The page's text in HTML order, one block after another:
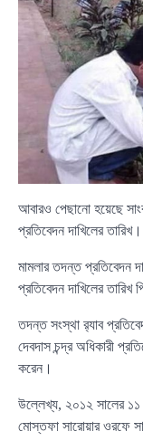
আবারও পেছানো হয়েছে
প্রতিবেদন দাখিলের
মামলার তদন্ত প্রতিবেদন
প্রতিবেদন দাখিলের তারিখ
তদন্ত সংস্থা র‌্যাব
দেবদাস চন্দ্র অধিকারী
করেন।
উল্লেখ্য, ২০১২ সালের ১১
মোস্তফা সারোয়ার ওরফে